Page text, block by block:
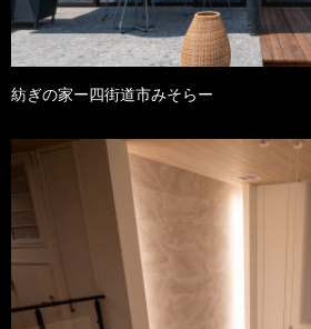
紡ぎの家ー四街道市みそらー